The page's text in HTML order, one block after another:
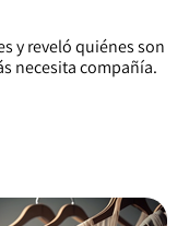
y reveló quiénes son
necesita compañía.